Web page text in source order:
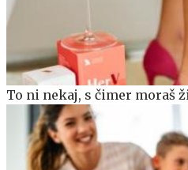
To ni nekaj, s čimer moraš